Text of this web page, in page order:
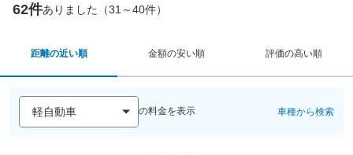
62件ありました（31～40件）
距離の近い順 金額の安い順 評価の高い順
の料金を表示 車種から検索